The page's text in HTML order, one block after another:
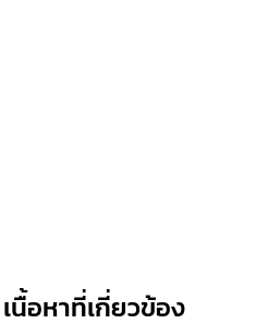
เนื้อหาที่เกี่ยวข้อง